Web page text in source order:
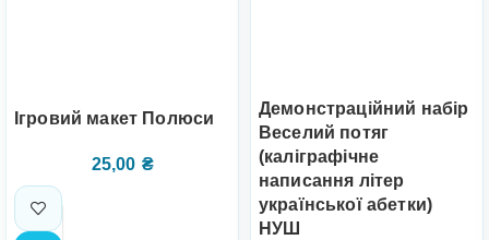
Ігровий макет Полюси
25,00 ₴
Демонстраційний набір
Веселий потяг
(каліграфічне
написання літер
української абетки)
НУШ